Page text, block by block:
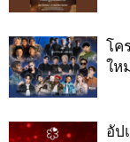
โค
ให
อัป